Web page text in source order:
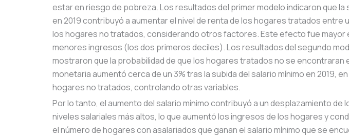
estar en riesgo de pobreza. Los resultados del primer modelo indicaron que la
en 2019 contribuyó a aumentar el nivel de renta de los hogares tratados entre
los hogares no tratados, considerando otros factores. Este efecto fue mayor
menores ingresos (los dos primeros deciles). Los resultados del segundo
mostraron que la probabilidad de que los hogares tratados no se encontraran
monetaria aumentó cerca de un 3% tras la subida del salario mínimo en 2019,
hogares no tratados, controlando otras variables.
Por lo tanto, el aumento del salario mínimo contribuyó a un desplazamiento de
niveles salariales más altos, lo que aumentó los ingresos de los hogares y
el número de hogares con asalariados que ganan el salario mínimo que se